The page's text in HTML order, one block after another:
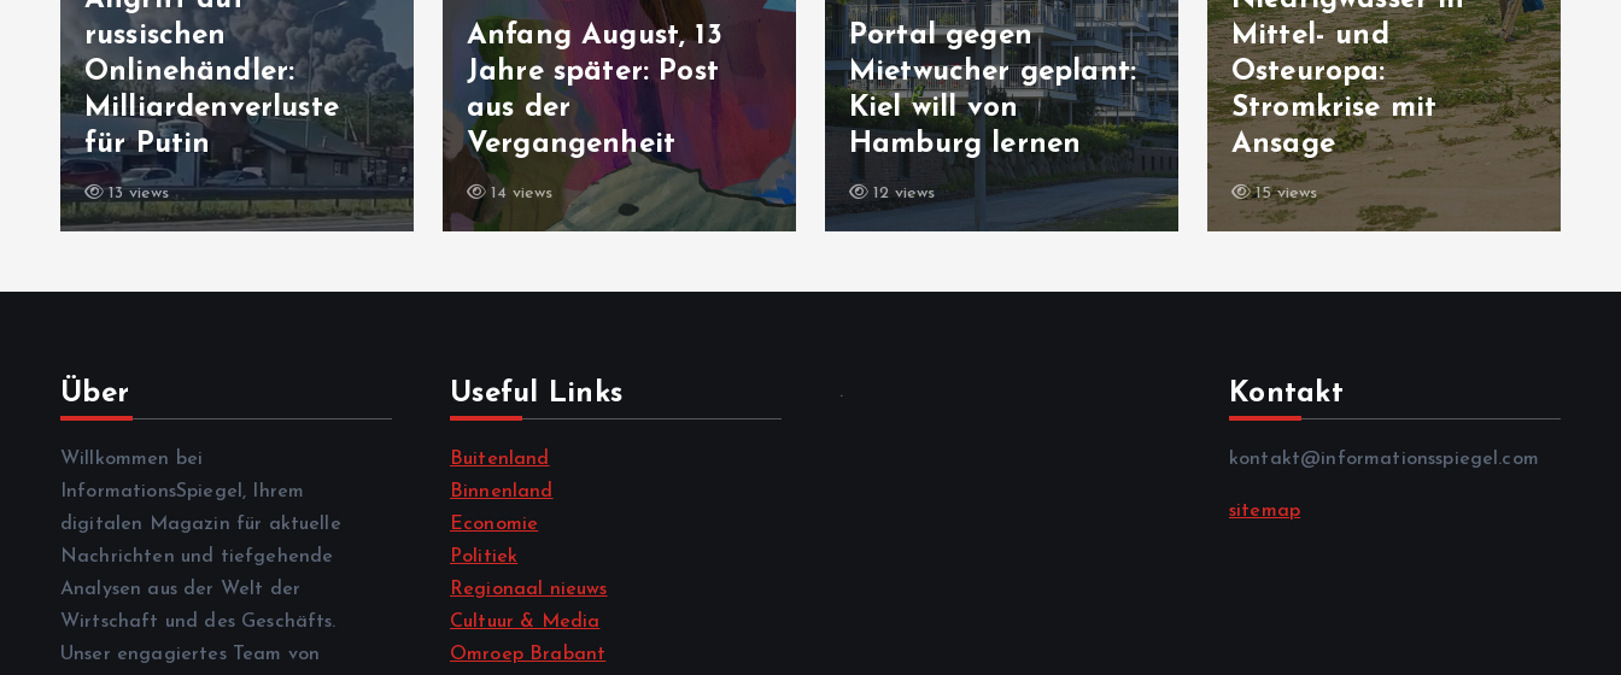
russischen
Onlinehändler:
Milliardenverluste
für Putin
13 views
Anfang August, 13
Jahre später: Post
aus der
Vergangenheit
14 views
Portal gegen
Mietwucher geplant:
Kiel will von
Hamburg lernen
12 views
Mittel- und
Osteuropa:
Stromkrise mit
Ansage
15 views
Über
Willkommen bei
InformationsSpiegel, Ihrem
digitalen Magazin für aktuelle
Nachrichten und tiefgehende
Analysen aus der Welt der
Wirtschaft und des Geschäfts.
Unser engagiertes Team von
Useful Links
Buitenland
Binnenland
Economie
Politiek
Regionaal nieuws
Cultuur & Media
Omroep Brabant
. Kontakt
kontakt@informationsspiegel.com
sitemap